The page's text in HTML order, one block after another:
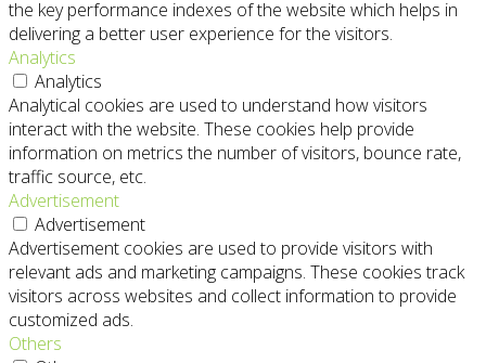
the key performance indexes of the website which helps in
delivering a better user experience for the visitors.
Analytics
Analytics
Analytical cookies are used to understand how visitors
interact with the website. These cookies help provide
information on metrics the number of visitors, bounce rate,
traffic source, etc.
Advertisement
Advertisement
Advertisement cookies are used to provide visitors with
relevant ads and marketing campaigns. These cookies track
visitors across websites and collect information to provide
customized ads.
Others